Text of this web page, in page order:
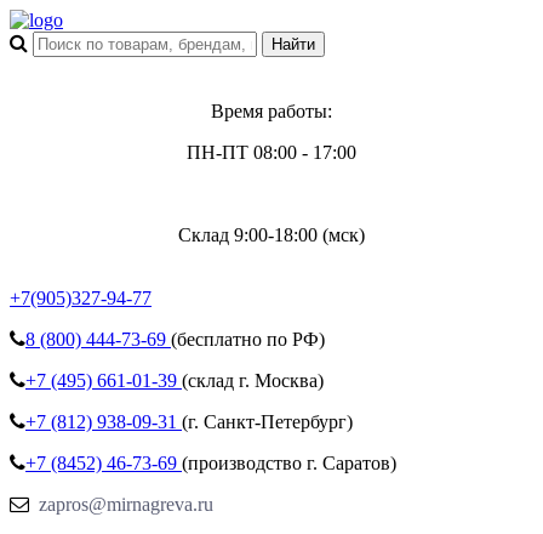
Время работы:
ПН-ПТ 08:00 - 17:00
Склад 9:00-18:00 (мск)
+7(905)327-94-77
8 (800) 444-73-69 (бесплатно по РФ)
+7 (495) 661-01-39 (склад г. Москва)
+7 (812) 938-09-31 (г. Санкт-Петербург)
+7 (8452) 46-73-69 (производство г. Саратов)
zapros@mirnagreva.ru